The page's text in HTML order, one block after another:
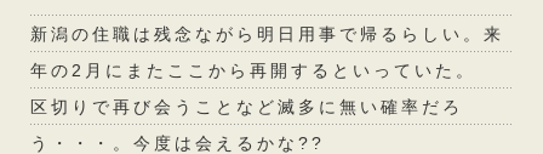
新潟の住職は残念ながら明日用事で帰るらしい。来
年の2月にまたここから再開するといっていた。
区切りで再び会うことなど滅多に無い確率だろ
う・・・。今度は会えるかな??